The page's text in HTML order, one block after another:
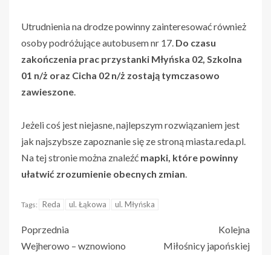
Utrudnienia na drodze powinny zainteresować również
osoby podróżujące autobusem nr 17. Do czasu
zakończenia prac przystanki Młyńska 02, Szkolna
01 n/ż oraz Cicha 02 n/ż zostają tymczasowo
zawieszone.
Jeżeli coś jest niejasne, najlepszym rozwiązaniem jest
jak najszybsze zapoznanie się ze stroną miasta.reda.pl.
Na tej stronie można znaleźć mapki, które powinny
ułatwić zrozumienie obecnych zmian.
Tags: Reda ul. Łąkowa ul. Młyńska
Poprzednia
Wejherowo – wznowiono
Kolejna
Miłośnicy japońskiej